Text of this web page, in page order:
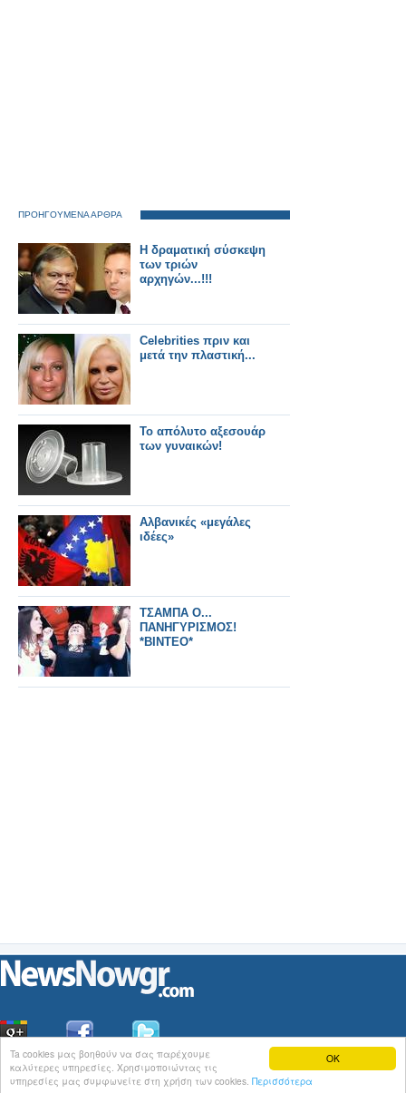
OK
Ta cookies μας βοηθούν να σας παρέχουμε
καλύτερες υπηρεσίες. Χρησιμοποιώντας τις
υπηρεσίες μας συμφωνείτε στη χρήση των cookies. Περισσότερα
ΠΡΟΗΓΟΥΜΕΝΑ ΑΡΘΡΑ
Η δραματική σύσκεψη
των τριών
αρχηγών...!!!
Celebrities πριν και
μετά την πλαστική...
Το απόλυτο αξεσουάρ
των γυναικών!
Αλβανικές «μεγάλες
ιδέες»
ΤΣΑΜΠΑ Ο...
ΠΑΝΗΓΥΡΙΣΜΟΣ!
*ΒΙΝΤΕΟ*
ΟιΕιδήσεις του NewsNowgr.com στοiNews